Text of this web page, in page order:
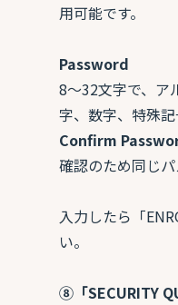
用可能です。
Password
8～32文字で、ア
字、数字、特殊記
Confirm
確認のため同じパ
入力したら「
い。
⑧「SECURITY